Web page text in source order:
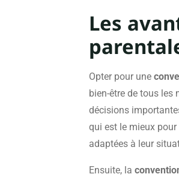
Les
Opter pour une
bien-être de tous les
décisions
qui est le mieux
adaptées à leur
Ensuite, la